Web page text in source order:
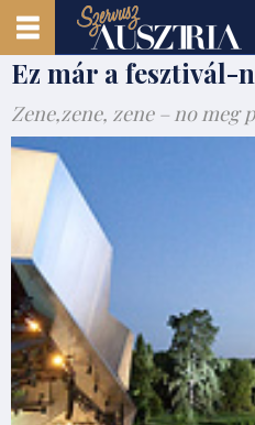
Ez már a fesztivál-
Zene,zene, zene – no meg